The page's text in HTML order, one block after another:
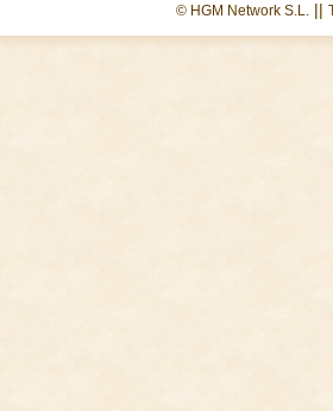
© HGM Network S.L. ||